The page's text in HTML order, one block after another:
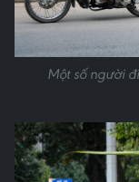
Một số người